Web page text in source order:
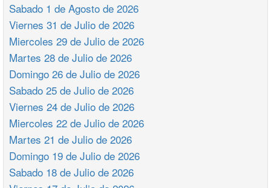
Sabado 1 de Agosto de 2026
Viernes 31 de Julio de 2026
Miercoles 29 de Julio de 2026
Martes 28 de Julio de 2026
Domingo 26 de Julio de 2026
Sabado 25 de Julio de 2026
Viernes 24 de Julio de 2026
Miercoles 22 de Julio de 2026
Martes 21 de Julio de 2026
Domingo 19 de Julio de 2026
Sabado 18 de Julio de 2026